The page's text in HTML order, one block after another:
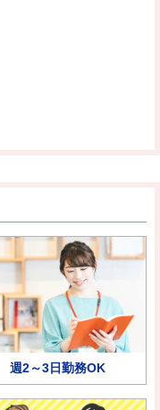
週2～3日勤務OK